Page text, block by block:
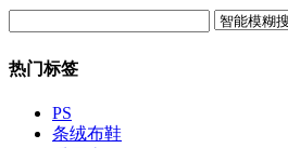
热门标签
PS
条绒布鞋